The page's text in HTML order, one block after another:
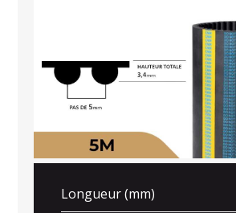
Longueur (mm)